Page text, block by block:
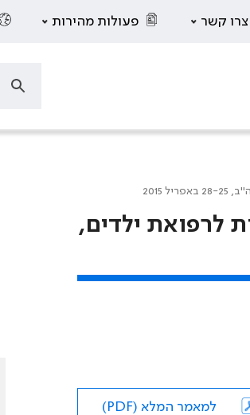
צרו קשר פעולות מהירות
לרפואת ילדים,
למאמר המלא (PDF)